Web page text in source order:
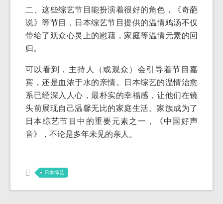
二、这些综艺节目能扮演着很好的角色，《奇葩
说》等节目，日本综艺节目提供的温情鸡汤不仅
带给了观众心灵上的慰藉，家庭等温情元素的回
归。
可以看到，主持人（或观众）会引导着节目嘉
宾，还是血浓于水的亲情。日本综艺的温情治愈
系已经深入人心，最朴实的幸福感，让他们在镜
头前展现自己温馨无比的家庭生活。家族成为了
日本综艺节目中的重要元素之一，《中国好声
音》，不论是多年未见的亲人。
日本综艺